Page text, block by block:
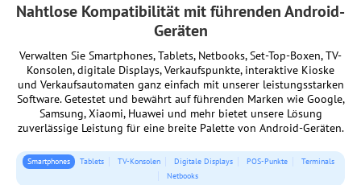
Nahtlose Kompatibilität mit führenden Android-
Geräten
Verwalten Sie Smartphones, Tablets, Netbooks, Set-Top-Boxen, TV-
Konsolen, digitale Displays, Verkaufspunkte, interaktive Kioske
und Verkaufsautomaten ganz einfach mit unserer leistungsstarken
Software. Getestet und bewährt auf führenden Marken wie Google,
Samsung, Xiaomi, Huawei und mehr bietet unsere Lösung
zuverlässige Leistung für eine breite Palette von Android-Geräten.
Smartphones Tablets TV-Konsolen Digitale Displays POS-Punkte
Terminals
Netbooks